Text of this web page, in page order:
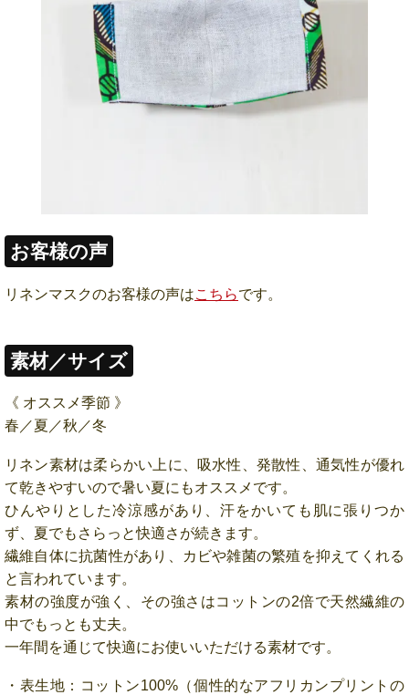
お客様の声
リネンマスクのお客様の声はこちらです。
素材／サイズ
《 オススメ季節 》
春／夏／秋／冬
リネン素材は柔らかい上に、吸水性、発散性、通気性が優れ
て乾きやすいので暑い夏にもオススメです。
ひんやりとした冷涼感があり、汗をかいても肌に張りつか
ず、夏でもさらっと快適さが続きます。
繊維自体に抗菌性があり、カビや雑菌の繁殖を抑えてくれる
と言われています。
素材の強度が強く、その強さはコットンの2倍で天然繊維の
中でもっとも丈夫。
一年間を通じて快適にお使いいただける素材です。
・表生地：コットン100%（個性的なアフリカンプリントの